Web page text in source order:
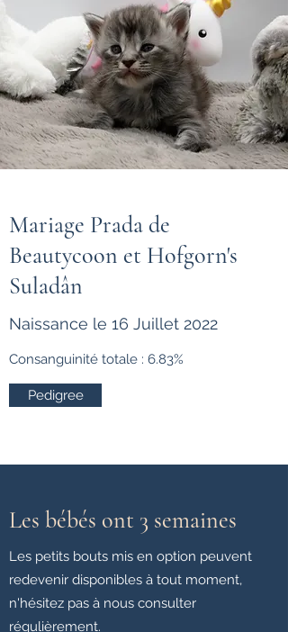
Mariage Prada de
Beautycoon et Hofgorn's
Suladân
Naissance le 16 Juillet 2022
Consanguinité totale : 6.83%
Pedigree
Les bébés ont 3 semaines
Les petits bouts mis en option peuvent
redevenir disponibles à tout moment,
n'hésitez pas à nous consulter
régulièrement.